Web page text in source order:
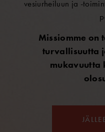
vesiurheiluun ja -
Missiomme on
turvallisuutta
mukavuutta